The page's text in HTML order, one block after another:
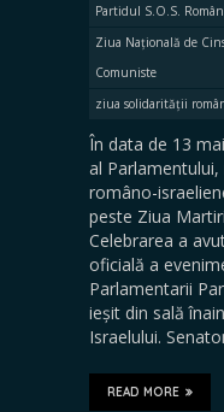
Partidul S.O.S.
Ziua Națională de
Comuniste
ziua solidarității
În data de 13
al
româno-
peste Ziua
Celebrarea a
oficială a
Parlamentarii
ieșit din sală
Israelului.
READ MORE